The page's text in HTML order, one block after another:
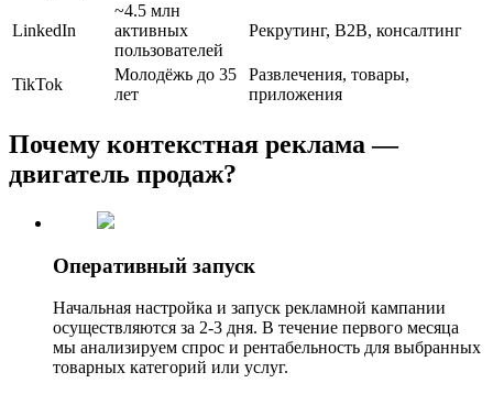
LinkedIn
~4.5 млн
активных
пользователей
Рекрутинг, B2B, консалтинг
TikTok
Молодёжь до 35
лет
Развлечения, товары,
приложения
Почему контекстная реклама —
двигатель продаж?
Оперативный запуск
Начальная настройка и запуск рекламной кампании
осуществляются за 2-3 дня. В течение первого месяца
мы анализируем спрос и рентабельность для выбранных
товарных категорий или услуг.